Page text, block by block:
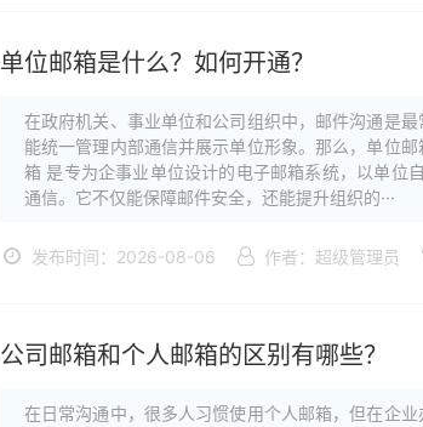
单位邮箱是什么？如何开通？
在政府机关、事业单位和公司组织中，邮件沟通是
能统一管理内部通信并展示单位形象。那么，单位
箱 是专为企事业单位设计的电子邮箱系统，以单位
通信。它不仅能保障邮件安全，还能提升组织的···
发布时间：2026-08-06 作者：超级管理员
公司邮箱和个人邮箱的区别有哪些？
在日常沟通中，很多人习惯使用个人邮箱，但在企